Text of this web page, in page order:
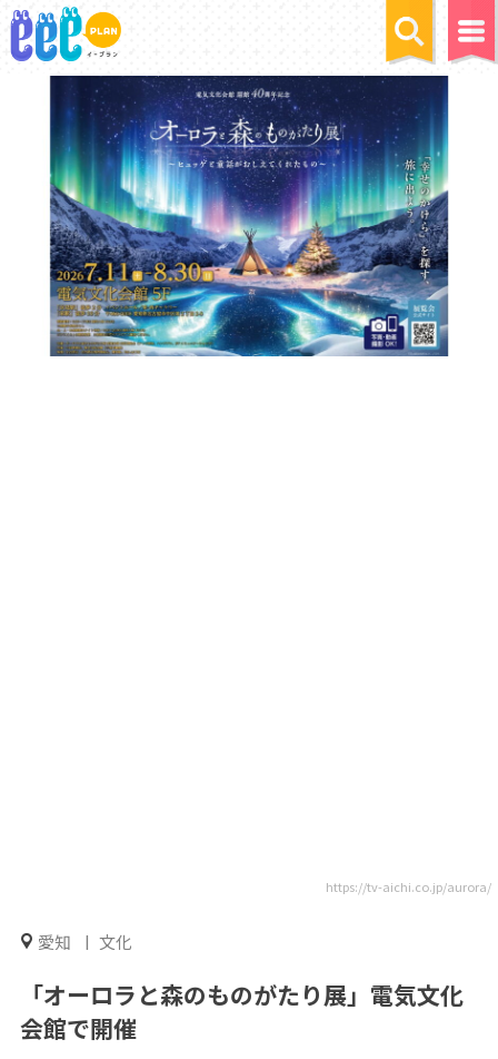
https://tv-aichi.co.jp/aurora/
愛知 文化
「オーロラと森のものがたり展」電気文化
会館で開催